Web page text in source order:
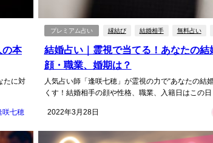
の本
たに対
咲七穂
プレミアム占い 縁結び 結婚相手 無料占い
結婚占い｜霊視で当てる！あなたの結
顔・職業、婚期は？
人気占い師「逢咲七穂」が霊視の力で“あなたの結
くす！結婚相手の顔や性格、職業、入籍日はこの日
2022年3月28日